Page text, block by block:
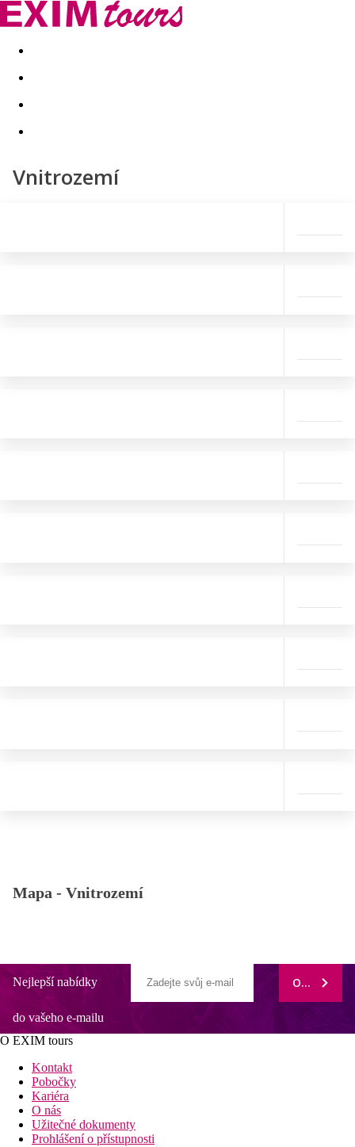
Akční nabídky Last minute
Vnitrozemí
Mapa - Vnitrozemí
Nejlepší nabídky
do vašeho e-mailu
ODEBÍRAT
O EXIM tours
Kontakt
Pobočky
Kariéra
O nás
Užitečné dokumenty
Prohlášení o přístupnosti